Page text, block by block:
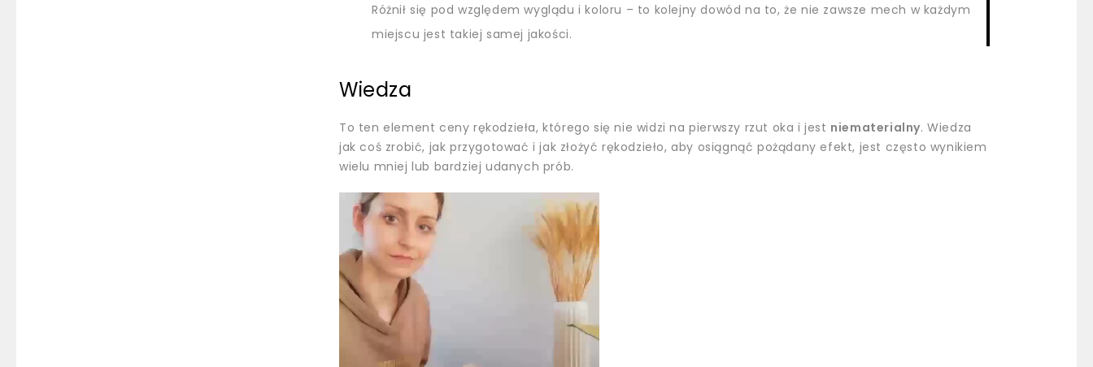
Różnił się pod względem wyglądu i koloru – to kolejny dowód na to, że nie zawsze mech w każdym
miejscu jest takiej samej jakości.
Wiedza
To ten element ceny rękodzieła, którego się nie widzi na pierwszy rzut oka i jest niematerialny. Wiedza
jak coś zrobić, jak przygotować i jak złożyć rękodzieło, aby osiągnąć pożądany efekt, jest często wynikiem
wielu mniej lub bardziej udanych prób.
Odtwarzacz
video